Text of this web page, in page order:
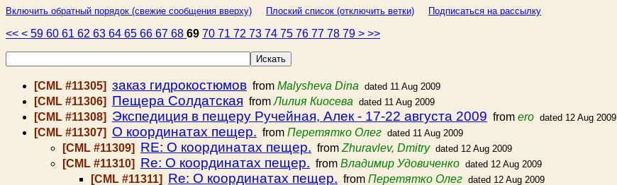
Включить обратный порядок (свежие сообщения вверху) Плоский список (отключить ветки) Подписаться на рассылку
<< < 59 60 61 62 63 64 65 66 67 68 69 70 71 72 73 74 75 76 77 78 79 > >>
[CML #11305] заказ гидрокостюмов from Malysheva Dina dated 11 Aug 2009
[CML #11306] Пещера Солдатская fromЛилия Киосева dated 11 Aug 2009
[CML #11308] Экспедиция в пещеру Ручейная, Алек - 17-22 августа 2009 from ero dated 12 Aug 2009
[CML #11307] О координатах пещер. from Перетятко Олег dated 11 Aug 2009
[CML #11309] RE: О координатах пещер. from Zhuravlev, Dmitry dated 12 Aug 2009
[CML #11310] Re: О координатах пещер. from Владимир Удовиченко dated 12 Aug 2009
[CML #11311] Re: О координатах пещер. from Перетятко Олег dated 12 Aug 2009